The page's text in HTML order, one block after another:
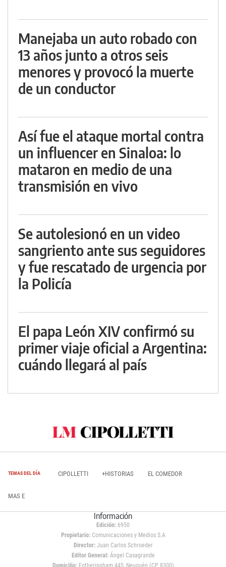
Manejaba un auto robado con
13 años junto a otros seis
menores y provocó la muerte
de un conductor
Así fue el ataque mortal contra
un influencer en Sinaloa: lo
mataron en medio de una
transmisión en vivo
Se autolesionó en un video
sangriento ante sus seguidores
y fue rescatado de urgencia por
la Policía
El papa León XIV confirmó su
primer viaje oficial a Argentina:
cuándo llegará al país
TEMAS DEL DÍA CIPOLLETTI +HISTORIAS EL COMEDOR
MAS E
Información
Edición: 6950
Propietario:Comunicaciones y Medios S.A
Director: Juan Carlos Schroeder
Editor General:Ángel Casagrande
Domicilio:Fotheringham 445, Neuquén (CP 8300)